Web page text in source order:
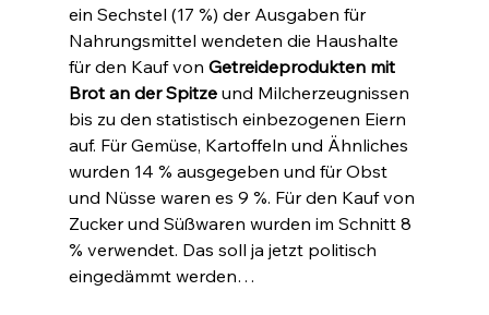
ein Sechstel (17 %) der Ausgaben für
Nahrungsmittel wendeten die Haushalte
für den Kauf von Getreideprodukten mit
Brot an der Spitze und Milcherzeugnissen
bis zu den statistisch einbezogenen Eiern
auf. Für Gemüse, Kartoffeln und Ähnliches
wurden 14 % ausgegeben und für Obst
und Nüsse waren es 9 %. Für den Kauf von
Zucker und Süßwaren wurden im Schnitt 8
% verwendet. Das soll ja jetzt politisch
eingedämmt werden…